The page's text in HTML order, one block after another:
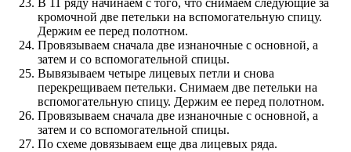
В 11 ряду начинаем с того, что снимаем следующие за
кромочной две петельки на вспомогательную спицу.
Держим ее перед полотном.
Провязываем сначала две изнаночные с основной, а
затем и со вспомогательной спицы.
Вывязываем четыре лицевых петли и снова
перекрещиваем петельки. Снимаем две петельки на
вспомогательную спицу. Держим ее перед полотном.
Провязываем сначала две изнаночные с основной, а
затем и со вспомогательной спицы.
По схеме довязываем еще два лицевых ряда.